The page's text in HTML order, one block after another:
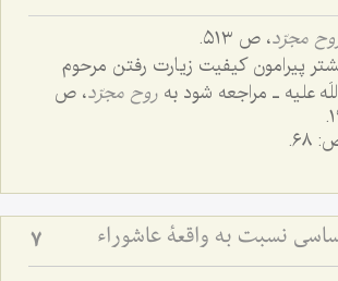
مجرّد، ص ٥١٣.
پیرامون کیفیت زیارت رفتن مرحوم
علیه ـ مراجعه شود به روح مجرّد، ص
نسبت به واقعۀ عاشوراء 7